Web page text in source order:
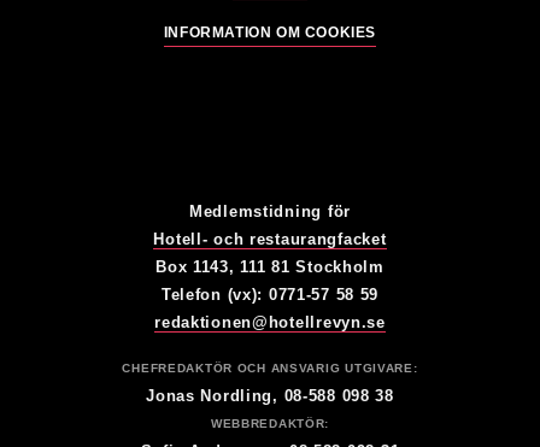
INFORMATION OM COOKIES
Medlemstidning för
Hotell- och restaurangfacket
Box 1143, 111 81 Stockholm
Telefon (vx): 0771-57 58 59
redaktionen@hotellrevyn.se
CHEFREDAKTÖR OCH ANSVARIG UTGIVARE:
Jonas Nordling, 08-588 098 38
WEBBREDAKTÖR: